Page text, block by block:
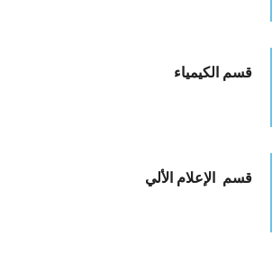
قسم الكيمياء
قسم الإعلام الألي